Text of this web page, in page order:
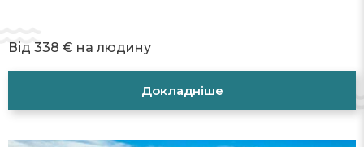
Від 338 € на людину
Докладніше